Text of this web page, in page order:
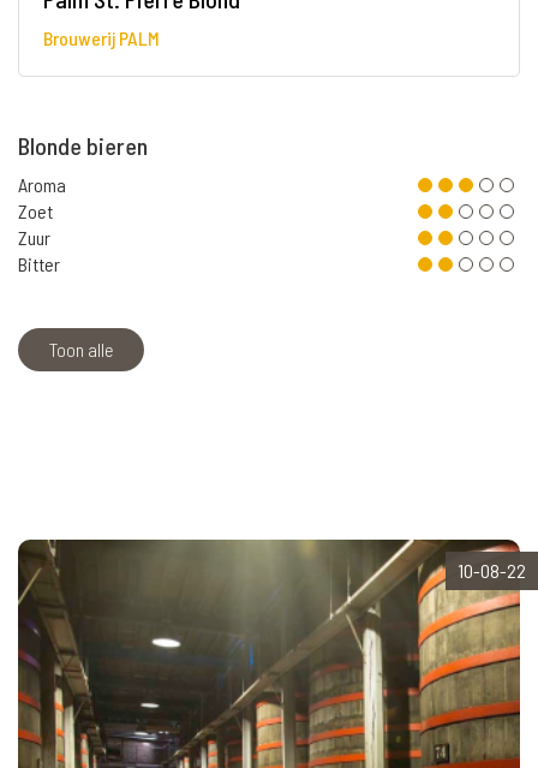
Brouwerij PALM
Blonde bieren
Aroma
Zoet
Zuur
Bitter
Toon alle
10-08-22